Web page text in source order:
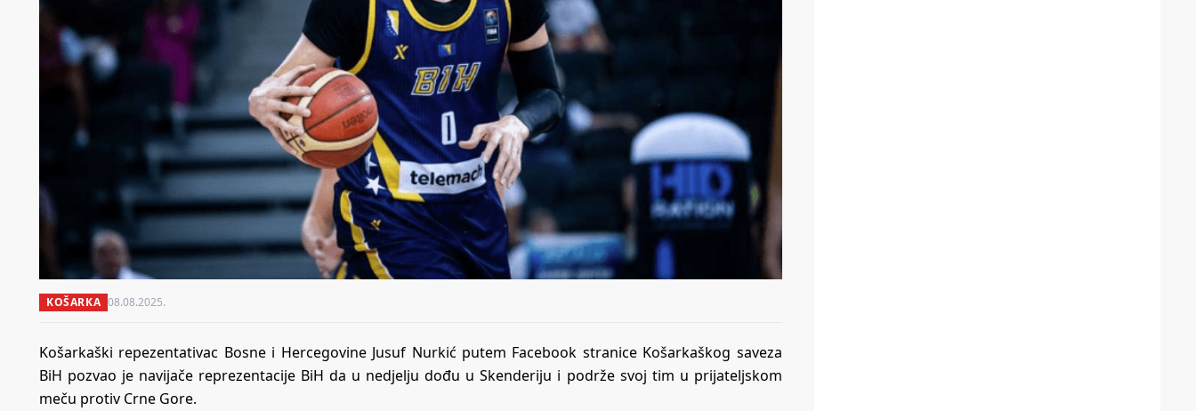
KOŠARKA 08.08.2025.
Košarkaški repezentativac Bosne i Hercegovine Jusuf Nurkić putem Facebook stranice Košarkaškog saveza
BiH pozvao je navijače reprezentacije BiH da u nedjelju dođu u Skenderiju i podrže svoj tim u prijateljskom
meču protiv Crne Gore.